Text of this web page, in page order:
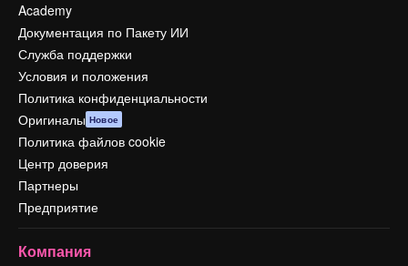
Academy
Документация по Пакету ИИ
Служба поддержки
Условия и положения
Политика конфиденциальности
Оригиналы Новое
Политика файлов cookie
Центр доверия
Партнеры
Предприятие
Компания